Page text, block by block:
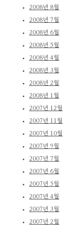
2008년 8월
2008년 7월
2008년 6월
2008년 5월
2008년 4월
2008년 3월
2008년 2월
2008년 1월
2007년 12월
2007년 11월
2007년 10월
2007년 9월
2007년 7월
2007년 6월
2007년 5월
2007년 4월
2007년 3월
2007년 2월